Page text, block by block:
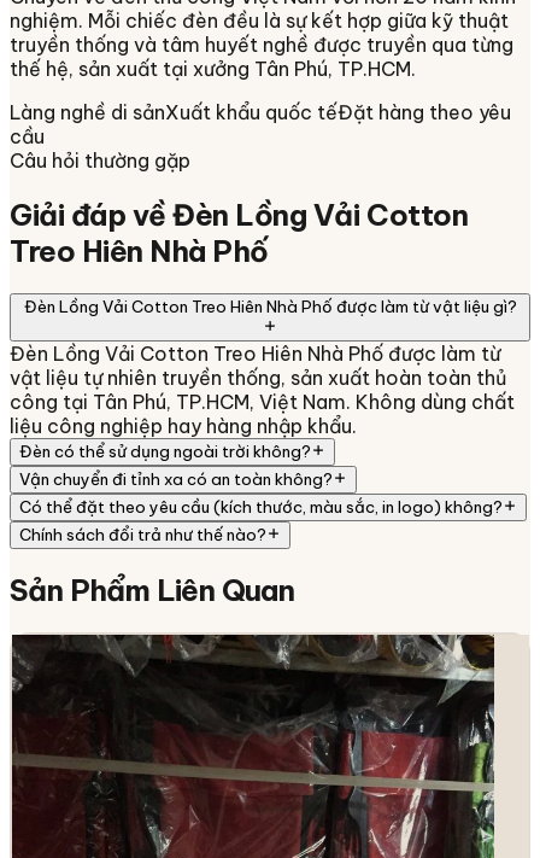
nghiệm. Mỗi chiếc đèn đều là sự kết hợp giữa kỹ thuật
truyền thống và tâm huyết nghề được truyền qua từng
thế hệ, sản xuất tại xưởng Tân Phú, TP.HCM.
Làng nghề di sảnXuất khẩu quốc tếĐặt hàng theo yêu
cầu
Câu hỏi thường gặp
Giải đáp vềĐèn Lồng Vải Cotton
Treo Hiên Nhà Phố
Đèn Lồng Vải Cotton Treo Hiên Nhà Phố được làm từ vật liệu gì?
Đèn Lồng Vải Cotton Treo Hiên Nhà Phố được làm từ
vật liệu tự nhiên truyền thống, sản xuất hoàn toàn thủ
công tại Tân Phú, TP.HCM, Việt Nam. Không dùng chất
liệu công nghiệp hay hàng nhập khẩu.
Đèn có thể sử dụng ngoài trời không?
Vận chuyển đi tỉnh xa có an toàn không?
Có thể đặt theo yêu cầu (kích thước, màu sắc, in logo) không?
Chính sách đổi trả như thế nào?
Sản Phẩm Liên Quan